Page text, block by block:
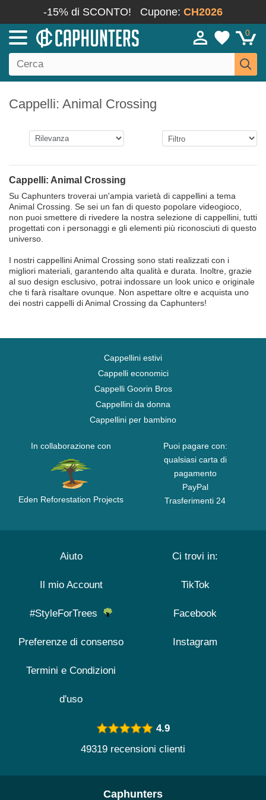
-15% di SCONTO! Cupone: CH2026
0
Cappelli: Animal Crossing
Cappelli: Animal Crossing
Su Caphunters troverai un'ampia varietà di cappellini a tema
Animal Crossing. Se sei un fan di questo popolare videogioco,
non puoi smettere di rivedere la nostra selezione di cappellini, tutti
progettati con i personaggi e gli elementi più riconosciuti di questo
universo.
I nostri cappellini Animal Crossing sono stati realizzati con i
migliori materiali, garantendo alta qualità e durata. Inoltre, grazie
al suo design esclusivo, potrai indossare un look unico e originale
che ti farà risaltare ovunque. Non aspettare oltre e acquista uno
dei nostri cappelli di Animal Crossing da Caphunters!
Cappellini estivi
Cappelli economici
Cappelli Goorin Bros
Cappellini da donna
Cappellini per bambino
In collaborazione con
Eden Reforestation Projects
Puoi pagare con:
qualsiasi carta di
pagamento
PayPal
Trasferimenti 24
Aiuto
Il mio Account
#StyleForTrees
Preferenze di consenso
Termini e Condizioni
d'uso
Ci trovi in:
TikTok
Facebook
Instagram
4.9
49319 recensioni clienti
Caphunters